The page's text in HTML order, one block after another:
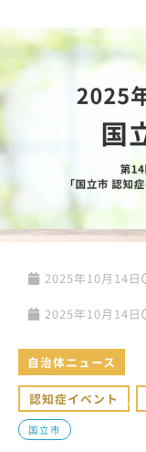
2025年10月14日
2025年10月14日
自治体ニュース
認知症イベント ,
国立市